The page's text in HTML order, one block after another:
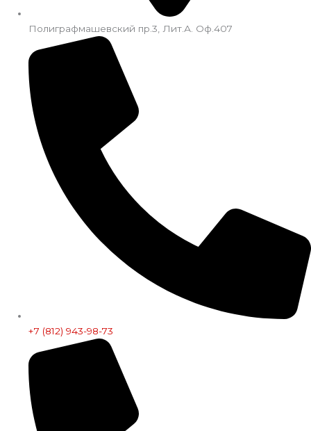
Полиграфмашевский пр.3, Лит.А. Оф.407
+7 (812) 943-98-73